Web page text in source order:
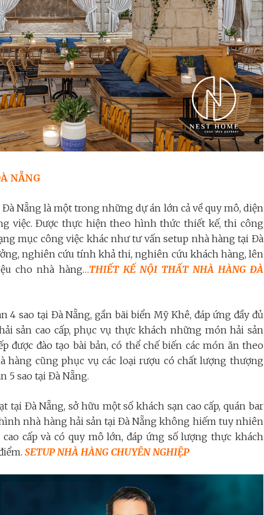
NẴNG
Nẵng là một trong những dự án lớn cả về quy mô, diện
việc. Được thực hiện theo hình thức thiết kế, thi công
mục công việc khác như tư vấn setup nhà hàng tại Đà
nghiên cứu tính khả thi, nghiên cứu khách hàng, lên
cho nhà hàng…THIẾT KẾ NỘI THẤT NHÀ HÀNG ĐÀ
4 sao tại Đà Nẵng, gần bãi biển Mỹ Khê, đáp ứng đầy đủ
sản cao cấp, phục vụ thực khách những món hải sản
được đào tạo bài bản, có thể chế biến các món ăn theo
hàng cũng phục vụ các loại rượu có chất lượng thượng
5 sao tại Đà Nẵng.
Đà Nẵng, sở hữu một số khách sạn cao cấp, quán bar
nhà hàng hải sản tại Đà Nẵng không hiếm tuy nhiên
cấp và có quy mô lớn, đáp ứng số lượng thực khách
SETUP NHÀ HÀNG CHUYÊN NGHIỆP